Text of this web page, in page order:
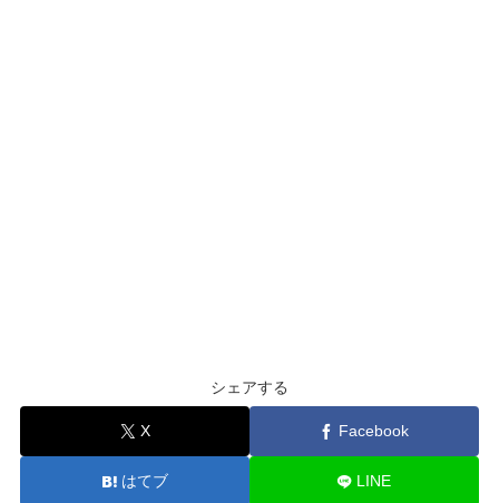
シェアする
X Facebook
はてブ LINE